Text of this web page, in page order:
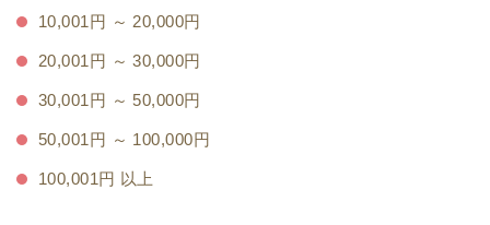
10,001円 ～ 20,000円
20,001円 ～ 30,000円
30,001円 ～ 50,000円
50,001円 ～ 100,000円
100,001円 以上